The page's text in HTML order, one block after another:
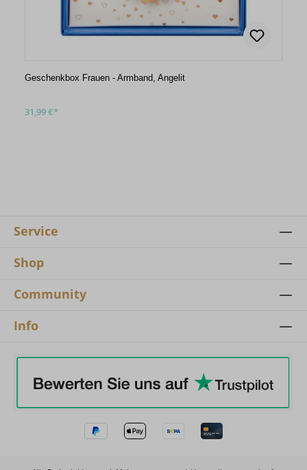
Geschenkbox Frauen - Armband, Angelit
31,99 €*
Service
Shop
Community
Info